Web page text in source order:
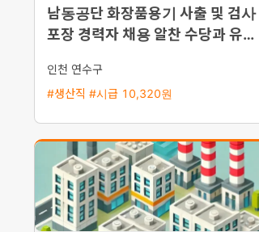
남동공단 화장품용기 사출 및 검사
포장 경력자 채용 알찬 수당과 유급
인천 연수구
#생산직 #시급 10,320원